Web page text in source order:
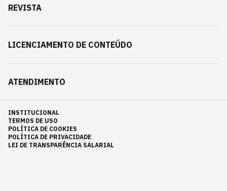
REVISTA
LICENCIAMENTO DE CONTEÚDO
ATENDIMENTO
INSTITUCIONAL
TERMOS DE USO
POLÍTICA DE COOKIES
POLÍTICA DE PRIVACIDADE
LEI DE TRANSPARÊNCIA SALARIAL